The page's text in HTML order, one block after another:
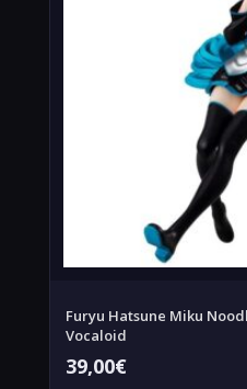
Furyu Hatsune Miku
Vocaloid
39,00€